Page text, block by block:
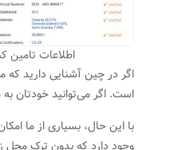
اطلاعات تامین
اگر در چین آشنایی دارید که
است. اگر می‌توانید خودتان
با این حال، بسیاری از ما
وجود دارد که بدون ترک محل